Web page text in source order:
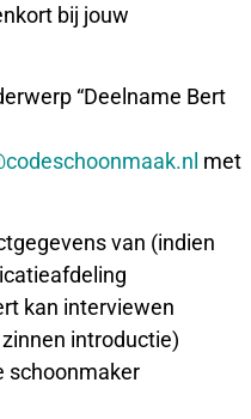
bij jouw
“Deelname Bert
met
van (indien
kan interviewen
introductie)
schoonmaker